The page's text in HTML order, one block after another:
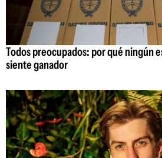
Todos preocupados: por qué ningún
siente ganador